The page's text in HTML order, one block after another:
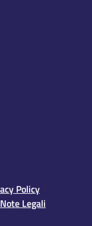
Policy
Note Legali